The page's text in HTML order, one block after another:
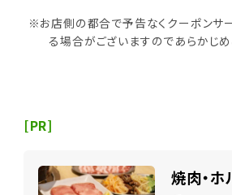
※お店側の都合で予告なくクーポンサ
る場合がございますのであらかじめ
[PR]
焼肉・